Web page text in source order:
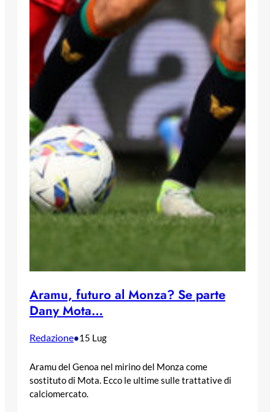
Aramu, futuro al Monza? Se parte
Dany Mota…
Redazione•15 Lug
Aramu del Genoa nel mirino del Monza come
sostituto di Mota. Ecco le ultime sulle trattative di
calciomercato.